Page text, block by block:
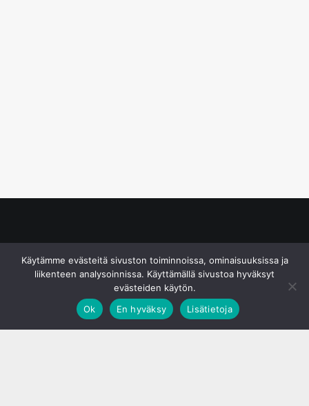
Käytämme evästeitä sivuston toiminnoissa, ominaisuuksissa ja
liikenteen analysoinnissa. Käyttämällä sivustoa hyväksyt
evästeiden käytön.
Ok
En hyväksy Lisätietoja